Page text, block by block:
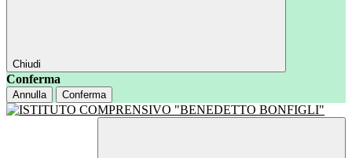
Chiudi
Conferma
Annulla Conferma